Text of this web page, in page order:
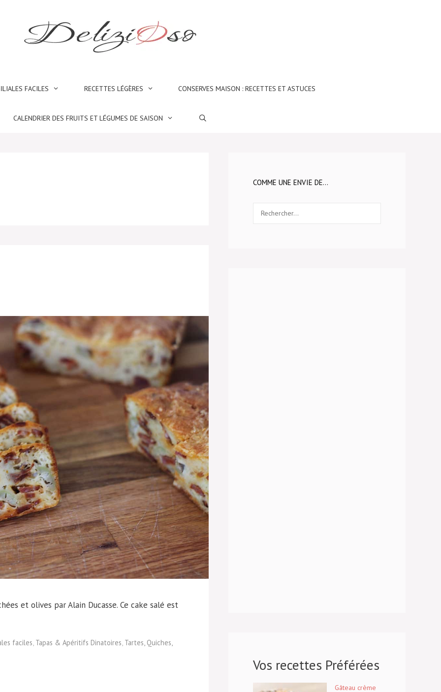
FACILES RECETTES LÉGÈRES CONSERVES MAISON : RECETTES ET ASTUCES
CALENDRIER DES FRUITS ET LÉGUMES DE SAISON
et olives par Alain Ducasse. Ce cake salé est
faciles, Tapas & Apéritifs Dinatoires, Tartes, Quiches,
COMME UNE ENVIE DE…
Vos recettes Préférées
Gâteau crème